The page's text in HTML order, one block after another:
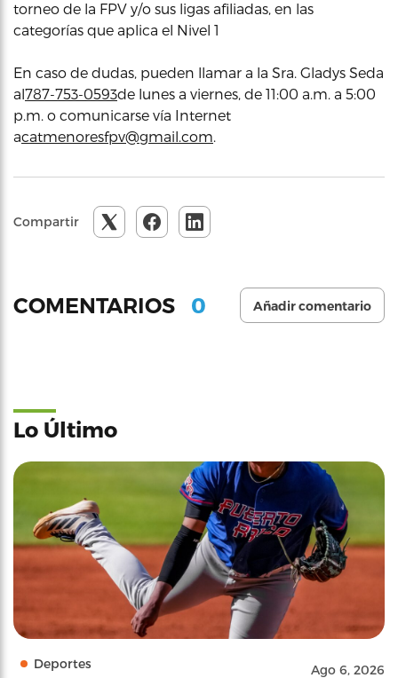
torneo de la FPV y/o sus ligas afiliadas, en las
categorías que aplica el Nivel 1
En caso de dudas, pueden llamar a la Sra. Gladys Seda
al787-753-0593de lunes a viernes, de 11:00 a.m. a 5:00
p.m. o comunicarse vía Internet
acatmenoresfpv@gmail.com.
Compartir
COMENTARIOS 0 Añadir comentario
Lo Último
Deportes Ago 6, 2026